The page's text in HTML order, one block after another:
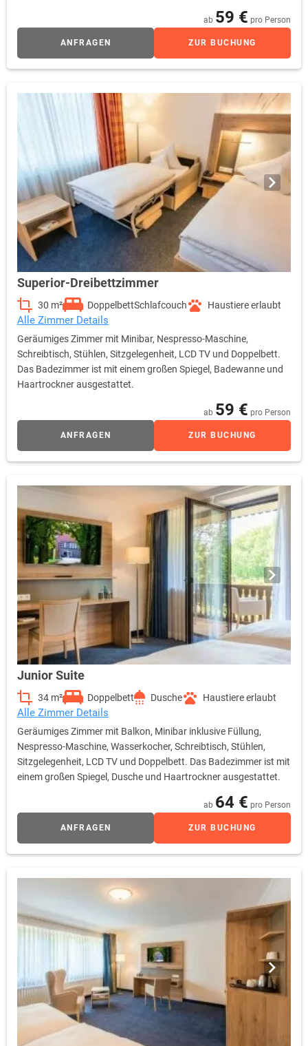
ab 59 € pro Person
ANFRAGEN ZUR BUCHUNG
Superior-Dreibettzimmer
30 m² DoppelbettSchlafcouch Haustiere erlaubt
Alle Zimmer Details
Geräumiges Zimmer mit Minibar, Nespresso-Maschine,
Schreibtisch, Stühlen, Sitzgelegenheit, LCD TV und Doppelbett.
Das Badezimmer ist mit einem großen Spiegel, Badewanne und
Haartrockner ausgestattet.
ab 59 € pro Person
ANFRAGEN ZUR BUCHUNG
Junior Suite
34 m² Doppelbett Dusche Haustiere erlaubt
Alle Zimmer Details
Geräumiges Zimmer mit Balkon, Minibar inklusive Füllung,
Nespresso-Maschine, Wasserkocher, Schreibtisch, Stühlen,
Sitzgelegenheit, LCD TV und Doppelbett. Das Badezimmer ist mit
einem großen Spiegel, Dusche und Haartrockner ausgestattet.
ab 64 € pro Person
ANFRAGEN ZUR BUCHUNG